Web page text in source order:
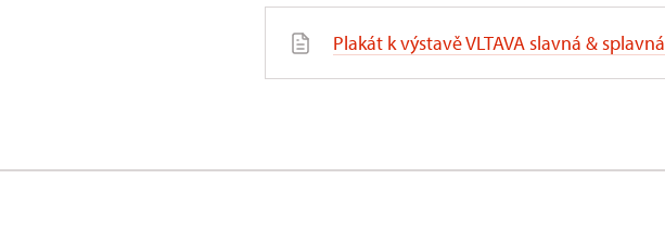
Plakát k výstavě VLTAVA slavná & splavná